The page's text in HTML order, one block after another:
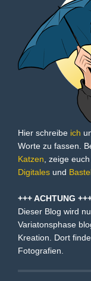
Hier schreibe ich
Worte zu fassen.
Katzen , zeige euch
Digitales und
+++ ACHTUNG
Dieser Blog wird
Variatonsphase
Kreation. Dort
Fotografien.